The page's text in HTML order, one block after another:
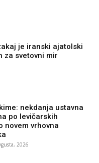
je iranski ajatolski
za svetovni mir
nekdanja ustavna
po levičarskih
novem vrhovna
2026